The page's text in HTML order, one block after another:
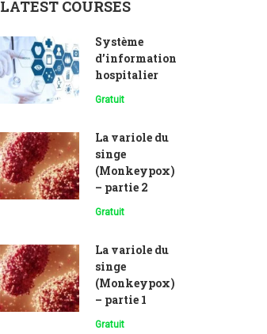
LATEST COURSES
Système
d’information
hospitalier
Gratuit
La variole du
singe
(Monkeypox)
– partie 2
Gratuit
La variole du
singe
(Monkeypox)
– partie 1
Gratuit